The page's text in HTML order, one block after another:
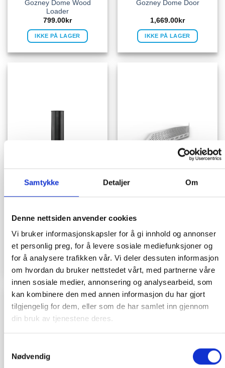
Samtykke Detaljer Om
Denne nettsiden anvender cookies
Vi bruker informasjonskapsler for å gi innhold og annonser
et personlig preg, for å levere sosiale mediefunksjoner og
for å analysere trafikken vår. Vi deler dessuten informasjon
om hvordan du bruker nettstedet vårt, med partnerne våre
innen sosiale medier, annonsering og analysearbeid, som
kan kombinere den med annen informasjon du har gjort
tilgjengelig for dem, eller som de har samlet inn gjennom
din bruk av tjenestene deres.
Nødvendig
Gozney Dome Wood
Loader
799.00 kr
IKKE PÅ LAGER
Gozney Dome Door
1,669.00 kr
IKKE PÅ LAGER
Extension
1,299.00
IKKE PÅ LAGER
699.00 kr
IKKE PÅ LAGER